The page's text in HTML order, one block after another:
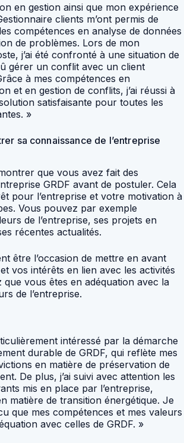
en gestion ainsi que mon expérience
clients m’ont permis de
compétences en analyse de données
de problèmes. Lors de mon
j’ai été confronté à une situation de
gérer un conflit avec un client
à mes compétences en
et en gestion de conflits, j’ai réussi à
satisfaisante pour toutes les
»
sa connaissance de l’entreprise
que vous avez fait des
GRDF avant de postuler. Cela
pour l’entreprise et votre motivation à
Vous pouvez par exemple
de l’entreprise, ses projets en
récentes actualités.
être l’occasion de mettre en avant
vos intérêts en lien avec les activités
que vous êtes en adéquation avec la
de l’entreprise.
intéressé par la démarche
durable de GRDF, qui reflète mes
en matière de préservation de
De plus, j’ai suivi avec attention les
mis en place par l’entreprise,
matière de transition énergétique. Je
que mes compétences et mes valeurs
avec celles de GRDF. »